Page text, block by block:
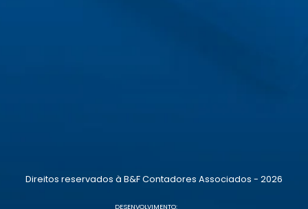
Direitos reservados à B&F Contadores Associados - 2026
DESENVOLVIMENTO: